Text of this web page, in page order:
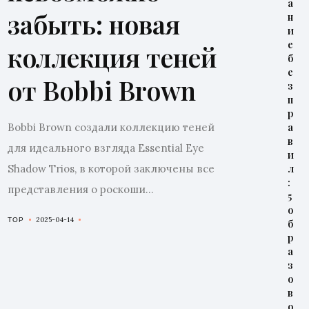
забыть: новая
коллекция теней
от Bobbi Brown
Bobbi Brown создали коллекцию теней
для идеального взгляда Essential Eye
Shadow Trios, в которой заключены все
представления о роскоши...
TOP 2025-04-14
а
н
и
е
б
е
з
п
р
а
в
и
л
:
5
о
б
р
а
з
о
в